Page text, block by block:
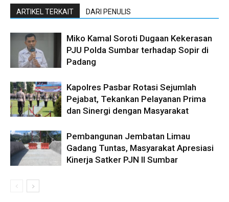
ARTIKEL TERKAIT DARI PENULIS
Miko Kamal Soroti Dugaan Kekerasan
PJU Polda Sumbar terhadap Sopir di
Padang
Kapolres Pasbar Rotasi Sejumlah
Pejabat, Tekankan Pelayanan Prima
dan Sinergi dengan Masyarakat
Pembangunan Jembatan Limau
Gadang Tuntas, Masyarakat Apresiasi
Kinerja Satker PJN II Sumbar